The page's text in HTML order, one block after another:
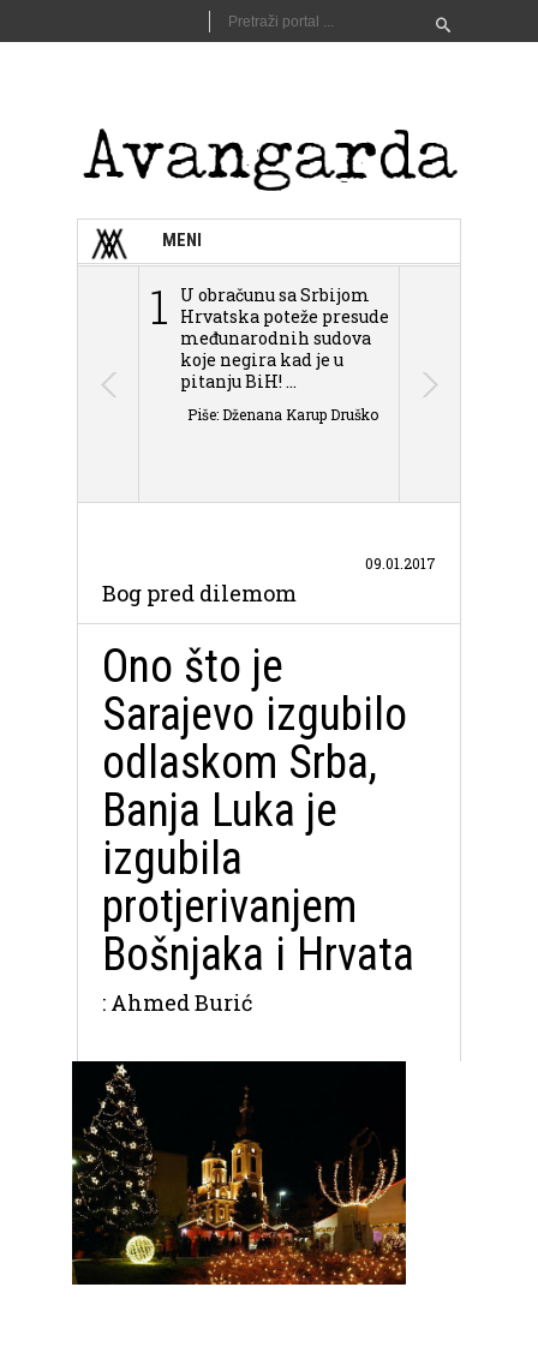
MENI
1
U obračunu sa Srbijom
Hrvatska poteže presude
međunarodnih sudova
koje negira kad je u
pitanju BiH! ...
Piše: Dženana Karup Druško
Bog pred dilemom
09.01.2017
Ono što je
Sarajevo izgubilo
odlaskom Srba,
Banja Luka je
izgubila
protjerivanjem
Bošnjaka i Hrvata
: Ahmed Burić